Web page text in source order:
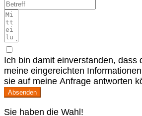
Ich bin damit einverstanden, dass
meine eingereichten
sie auf meine Anfrage antworten
Absenden
Sie haben die Wahl!